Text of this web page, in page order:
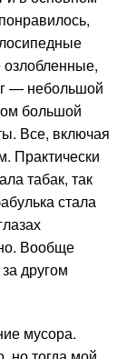
— небольшой
большой
Все, включая
Практически
табак, так
стала
Вообще
другом
мусора.